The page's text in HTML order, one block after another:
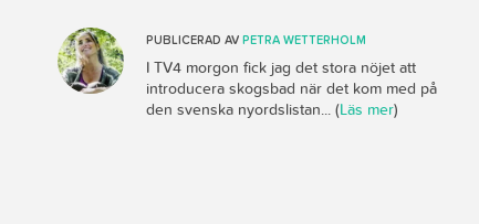
PUBLICERAD AV PETRA WETTERHOLM
I TV4 morgon fick jag det stora nöjet att
introducera skogsbad när det kom med på
den svenska nyordslistan... (Läs mer)